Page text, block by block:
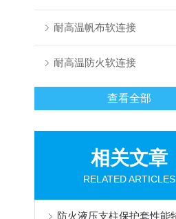
耐高温帆布软连接
耐高温防火软连接
查看全部
相关文章
RELATED ARTICLES